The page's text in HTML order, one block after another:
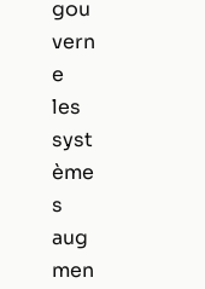
gou
vern
e
les
syst
ème
s
aug
men